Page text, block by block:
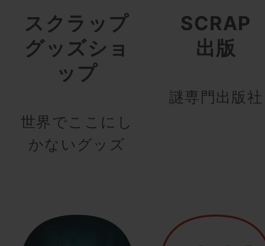
スクラップ
グッズショ
ップ
世界でここにし
かないグッズ
SCRAP
出版
謎専門出版社